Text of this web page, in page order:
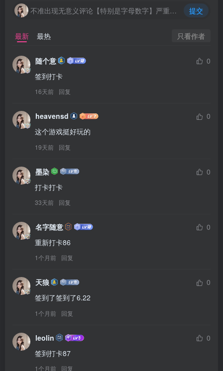
不准出现无意义评论【特别是字母数字】严重封号处理 提交
最新 最热 只看作者
随个意
0
签到打卡
16天前 回复
heavensd
0
这个游戏挺好玩的
19天前 回复
墨染
0
打卡打卡
33天前 回复
名字随意
0
重新打卡86
1个月前 回复
天狼
0
签到了签到了6.22
1个月前 回复
leolin
0
签到打卡87
1个月前 回复